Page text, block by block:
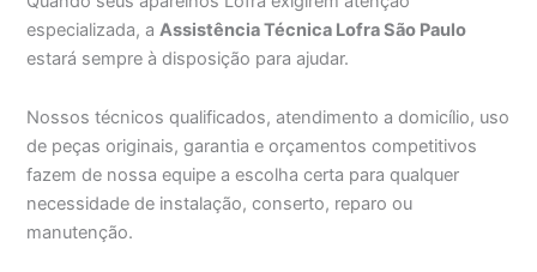
especializada, a Assistência Técnica Lofra São Paulo
estará sempre à disposição para ajudar.
Nossos técnicos qualificados, atendimento a domicílio, uso
de peças originais, garantia e orçamentos competitivos
fazem de nossa equipe a escolha certa para qualquer
necessidade de instalação, conserto, reparo ou
manutenção.